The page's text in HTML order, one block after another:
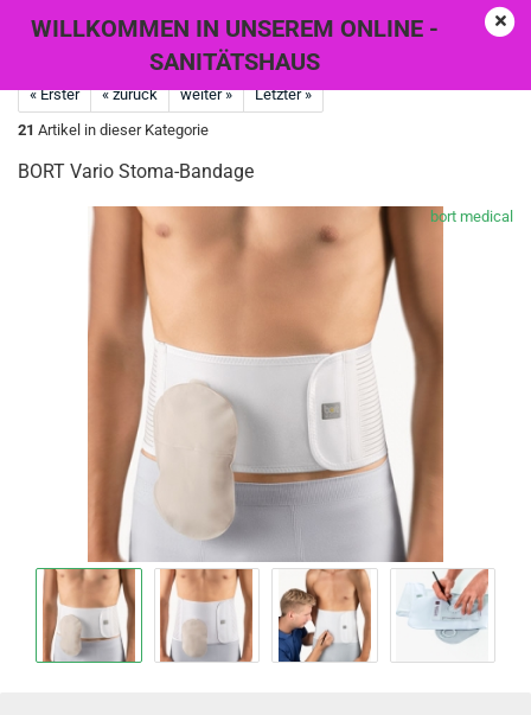
WILLKOMMEN IN UNSEREM ONLINE -
SANITÄTSHAUS
« Erster « zurück weiter »
Letzter »
21 Artikel in dieser Kategorie
BORT Vario Stoma-Bandage
bort medical